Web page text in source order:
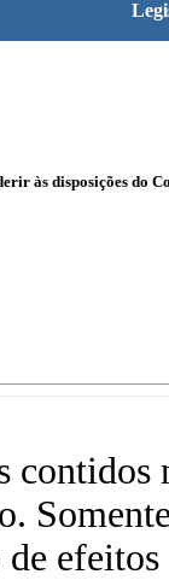
às disposições do
de